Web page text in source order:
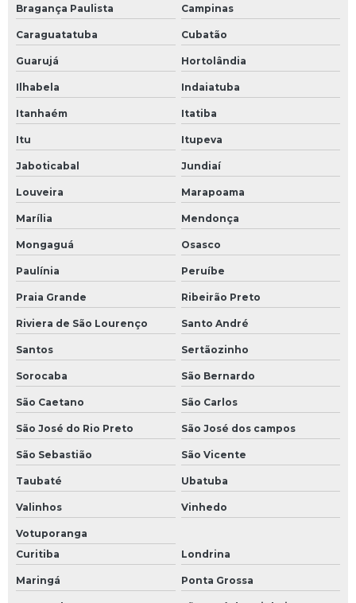
Bragança Paulista Campinas
Caraguatatuba Cubatão
Guarujá Hortolândia
Ilhabela Indaiatuba
Itanhaém Itatiba
Itu Itupeva
Jaboticabal Jundiaí
Louveira Marapoama
Marília Mendonça
Mongaguá Osasco
Paulínia Peruíbe
Praia Grande Ribeirão Preto
Riviera de São Lourenço Santo André
Santos Sertãozinho
Sorocaba São Bernardo
São Caetano São Carlos
São José do Rio Preto São José dos campos
São Sebastião São Vicente
Taubaté Ubatuba
Valinhos Vinhedo
Votuporanga
Curitiba
Londrina
Maringá Ponta Grossa